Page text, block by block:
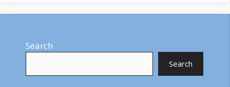
Search
Search